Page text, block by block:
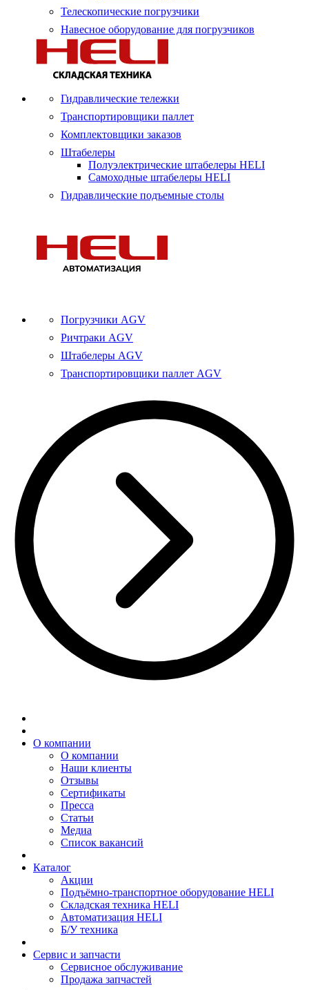
Телескопические погрузчики
Навесное оборудование для погрузчиков
Гидравлические тележки
Транспортировщики паллет
Комплектовщики заказов
Штабелеры
Полуэлектрические штабелеры HELI
Самоходные штабелеры HELI
Гидравлические подъемные столы
Погрузчики AGV
Ричтраки AGV
Штабелеры AGV
Транспортировщики паллет AGV
О компании
О компании
Наши клиенты
Отзывы
Сертификаты
Пресса
Статьи
Медиа
Список вакансий
Каталог
Акции
Подъёмно-транспортное оборудование HELI
Складская техника HELI
Автоматизация HELI
Б/У техника
Сервис и запчасти
Сервисное обслуживание
Продажа запчастей